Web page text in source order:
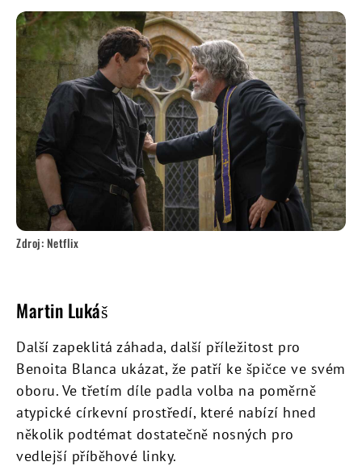
Zdroj: Netflix
Martin Lukáš
Další zapeklitá záhada, další příležitost pro
Benoita Blanca ukázat, že patří ke špičce ve svém
oboru. Ve třetím díle padla volba na poměrně
atypické církevní prostředí, které nabízí hned
několik podtémat dostatečně nosných pro
vedlejší příběhové linky.